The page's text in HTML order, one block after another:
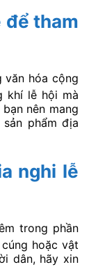
để tham
văn hóa cộng
khí lễ hội mà
nên mang
phẩm địa
nghi lễ
trong phần
hoặc vật
dân, hãy xin